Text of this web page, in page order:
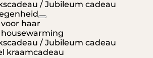
/ Jubileum cadeau
haar
housewarming
/ Jubileum cadeau
kraamcadeau